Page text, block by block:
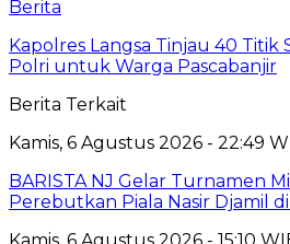
Berita
Kapolres Langsa Tinjau 40
Polri untuk Warga Pascabanjir
Berita Terkait
Kamis, 6 Agustus 2026 - 22:49
BARISTA NJ Gelar Turnamen
Perebutkan Piala Nasir Djamil di